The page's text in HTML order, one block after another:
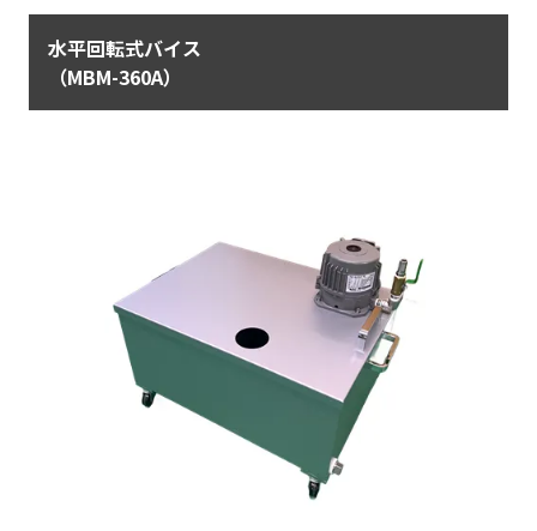
水平回転式バイス
（MBM-360A）